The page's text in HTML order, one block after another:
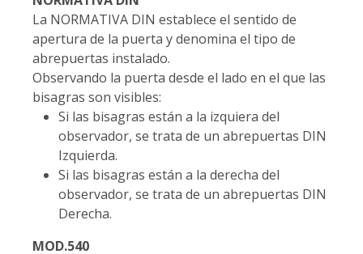
La NORMATIVA DIN establece el sentido de
apertura de la puerta y denomina el tipo de
abrepuertas instalado.
Observando la puerta desde el lado en el que las
bisagras son visibles:
Si las bisagras están a la izquiera del
observador, se trata de un abrepuertas DIN
Izquierda.
Si las bisagras están a la derecha del
observador, se trata de un abrepuertas DIN
Derecha.
MOD.540